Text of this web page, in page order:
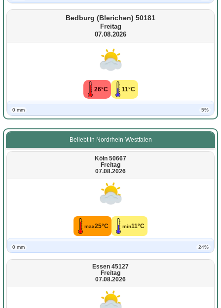
Bedburg (Blerichen) 50181
Freitag
07.08.2026
26°C 11°C
0 mm 5%
Beliebt in Nordrhein-Westfalen
Köln 50667
Freitag
07.08.2026
max25°C min11°C
0 mm 24%
Essen 45127
Freitag
07.08.2026